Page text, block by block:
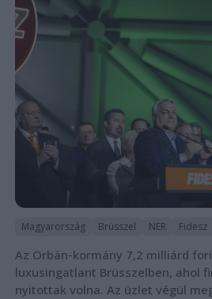
Magyarország Brüsszel NER Fidesz
Az Orbán-kormány 7,2 milliárd
luxusingatlant Brüsszelben, ahol
nyitottak volna. Az üzlet végül